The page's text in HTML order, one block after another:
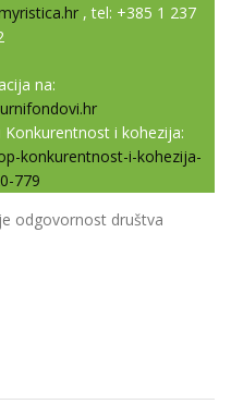
, tel: +385 1 237
na:
i kohezija:
konkurentnost-i-kohezija-
779
odgovornost društva